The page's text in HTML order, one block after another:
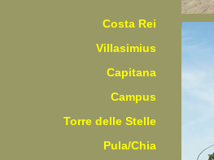
Costa Rei
Villasimius
Capitana
Campus
Torre delle Stelle
Pula/Chia